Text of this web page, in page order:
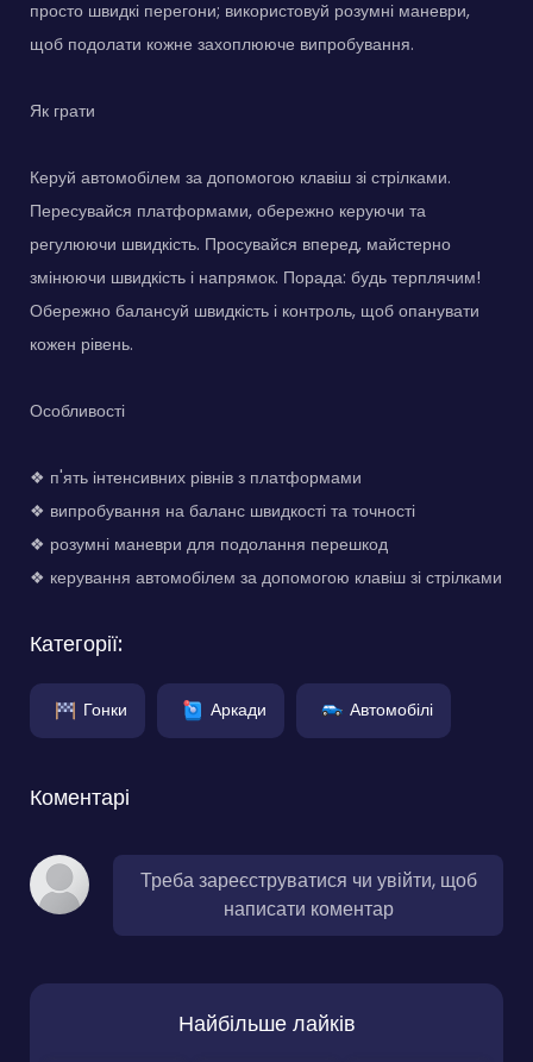
просто швидкі перегони; використовуй розумні маневри,
щоб подолати кожне захоплююче випробування.
Як грати
Керуй автомобілем за допомогою клавіш зі стрілками.
Пересувайся платформами, обережно керуючи та
регулюючи швидкість. Просувайся вперед, майстерно
змінюючи швидкість і напрямок. Порада: будь терплячим!
Обережно балансуй швидкість і контроль, щоб опанувати
кожен рівень.
Особливості
❖ п'ять інтенсивних рівнів з платформами
❖ випробування на баланс швидкості та точності
❖ розумні маневри для подолання перешкод
❖ керування автомобілем за допомогою клавіш зі стрілками
Категорії:
Гонки Аркади Автомобілі
Коментарі
Треба зареєструватися чи увійти, щоб
написати коментар
Найбільше лайків